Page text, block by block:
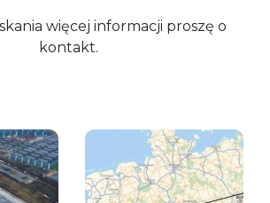
więcej informacji proszę o
kontakt.